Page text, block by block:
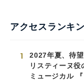
アクセスランキ
1
2027年夏、待
リスティーヌ役
ミュージカル 『